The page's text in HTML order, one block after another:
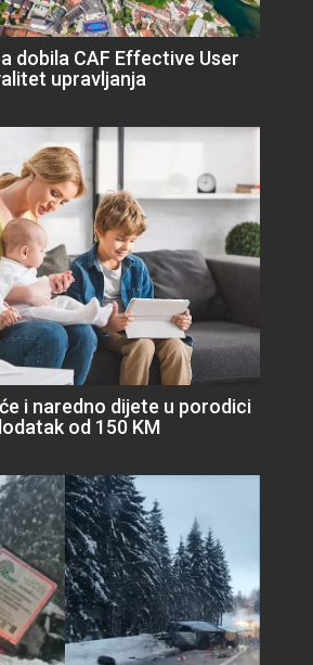
dobila CAF Effective User
upravljanja
i naredno dijete u porodici
od 150 KM